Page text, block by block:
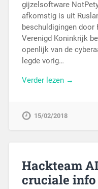
gijzelsoftware
afkomstig is uit
beschuldigingen door
Verenigd Koninkrijk
openlijk van de
legde vorig…
Verder lezen →
15/02/2018
Hackteam
cruciale info